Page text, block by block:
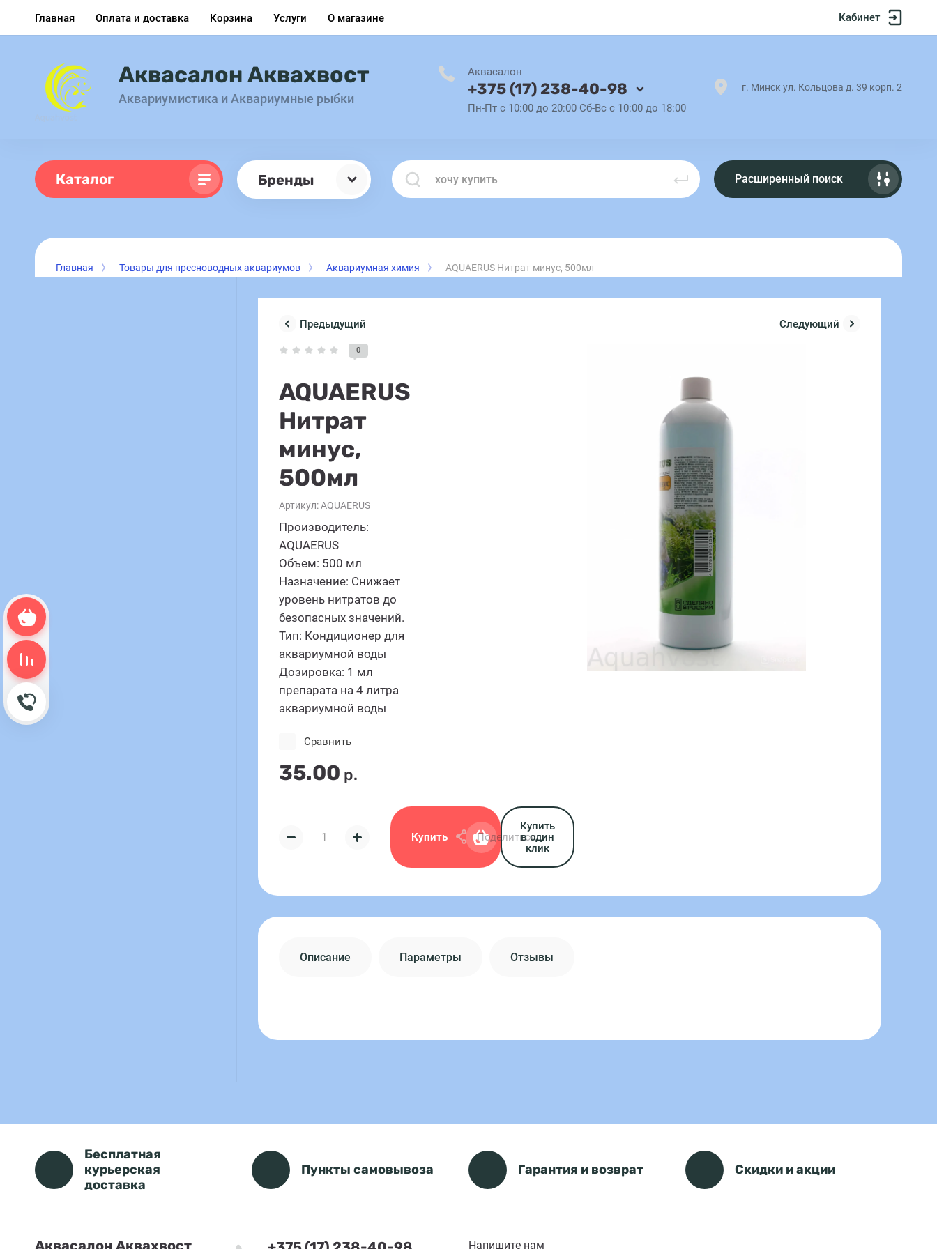
Корзина пуста
Обратный звонок
Главная Оплата и доставка Корзина Услуги О магазине Кабинет
Аквасалон Аквахвост
Аквариумистика и Аквариумные рыбки
Аквасалон
+375 (17) 238-40-98
Пн-Пт с 10:00 до 20:00 Сб-Вс с 10:00 до 18:00
г. Минск ул. Кольцова д. 39 корп. 2
Каталог Бренды Расширенный поиск
Главная Товары для пресноводных аквариумов Аквариумная химия AQUAERUS Нитрат минус, 500мл
Предыдущий Следующий
0
AQUAERUS
Нитрат
минус,
500мл
Артикул:AQUAERUS
Производитель:
AQUAERUS
Объем: 500 мл
Назначение: Снижает
уровень нитратов до
безопасных значений.
Тип: Кондиционер для
аквариумной воды
Дозировка: 1 мл
препарата на 4 литра
аквариумной воды
35.00 р.
Сравнить
Купить
Купить
в один
клик
Поделиться:
Описание Параметры Отзывы
Бесплатная
курьерская
доставка
Пункты самовывоза Гарантия и возврат Скидки и акции
Аквасалон Аквахвост Напишите нам